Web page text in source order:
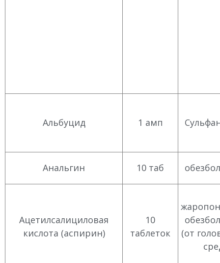
Альбуцид 1 амп
Анальгин 10 таб
Ацетилсалициловая
кислота (аспирин)
10
таблеток
(от